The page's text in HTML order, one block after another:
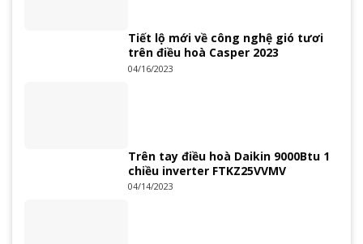
Tiết lộ mới về công nghệ gió tươi
trên điều hoà Casper 2023
04/16/2023
Trên tay điều hoà Daikin 9000Btu 1
chiều inverter FTKZ25VVMV
04/14/2023